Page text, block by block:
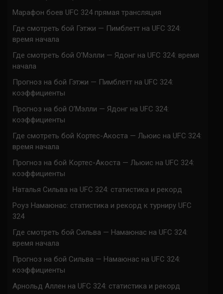
Марафон боев UFC 324 прямая трансляция
Где смотреть бой Гэтжи — Пимблетт на UFC 324:
время начала
Где смотреть бой О’Мэлли — Ядонг на UFC 324: время
начала
Прогноз на бой Гэтжи — Пимблетт на UFC 324:
коэффициенты
Прогноз на бой О’Мэлли — Ядонг на UFC 324:
коэффициенты
Где смотреть бой Кортес-Акоста — Льюис на UFC 324:
время начала
Прогноз на бой Кортес-Акоста — Льюис на UFC 324:
коэффициенты
Наталья Сильва на UFC 324: статистика и рекорд
Роуз Намаюнас: статистика и рекорд к турниру UFC
324
Где смотреть бой Сильва — Намаюнас на UFC 324:
время начала
Прогноз на бой Сильва — Намаюнас на UFC 324:
коэффициенты
Арнольд Аллен на UFC 324: статистика и рекорд